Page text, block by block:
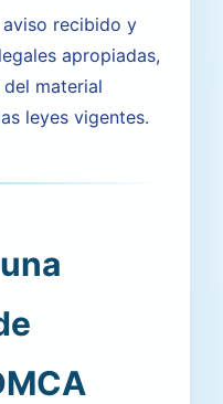
recibido y
apropiadas,
material
leyes vigentes.